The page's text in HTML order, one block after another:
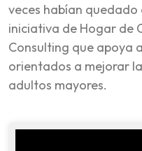
veces habían
iniciativa de Hogar de
Consulting que apoya
orientados a mejorar
adultos mayores.